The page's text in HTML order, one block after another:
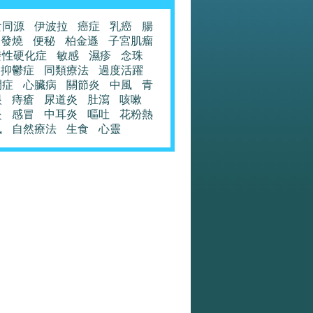
源 伊波拉 癌症 乳癌
腸
發燒
便秘 柏金遜
子宮肌瘤
硬化症
敏感 濕疹
念珠
抑鬱症
同類療法
過度活躍
心臟病 關節炎 中風
青
痔瘡 尿道炎 肚瀉
咳嗽
感冒 中耳炎 嘔吐
花粉熱
自然療法 生食 心靈